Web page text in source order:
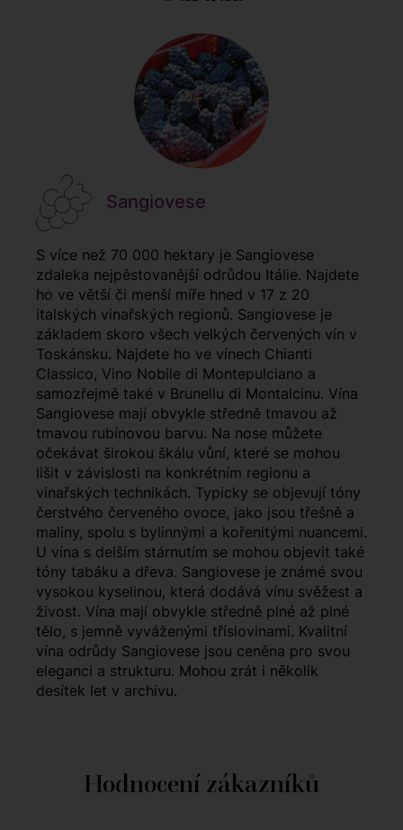
Sangiovese
S více než 70 000 hektary je Sangiovese
zdaleka nejpěstovanější odrůdou Itálie. Najdete
ho ve větší či menší míře hned v 17 z 20
italských vinařských regionů. Sangiovese je
základem skoro všech velkých červených vín v
Toskánsku. Najdete ho ve vínech Chianti
Classico, Vino Nobile di Montepulciano a
samozřejmě také v Brunellu di Montalcinu. Vína
Sangiovese mají obvykle středně tmavou až
tmavou rubínovou barvu. Na nose můžete
očekávat širokou škálu vůní, které se mohou
lišit v závislosti na konkrétním regionu a
vinařských technikách. Typicky se objevují tóny
čerstvého červeného ovoce, jako jsou třešně a
maliny, spolu s bylinnými a kořenitými nuancemi.
U vína s delším stárnutím se mohou objevit také
tóny tabáku a dřeva. Sangiovese je známé svou
vysokou kyselinou, která dodává vínu svěžest a
živost. Vína mají obvykle středně plné až plné
tělo, s jemně vyváženými tříslovinami. Kvalitní
vína odrůdy Sangiovese jsou ceněna pro svou
eleganci a strukturu. Mohou zrát i několik
desítek let v archivu.
Hodnocení zákazníků